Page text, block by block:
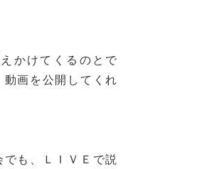
かけてくるのとで
画を公開してくれ
も、ＬＩＶＥで説